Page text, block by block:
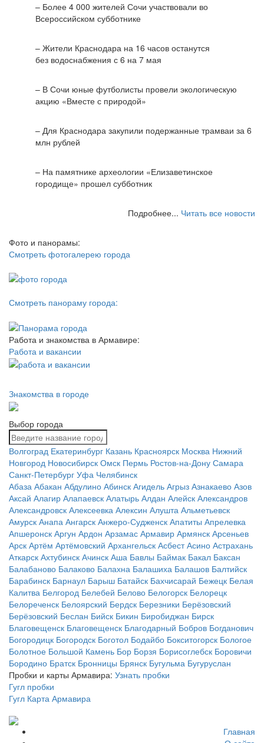
– Более 4 000 жителей Сочи участвовали во
Всероссийском субботнике
– Жители Краснодара на 16 часов останутся
без водоснабжения с 6 на 7 мая
– В Сочи юные футболисты провели экологическую
акцию «Вместе с природой»
– Для Краснодара закупили подержанные трамваи за 6
млн рублей
– На памятнике археологии «Елизаветинское
городище» прошел субботник
Подробнее... Читать все новости
Фото и панорамы:
Смотреть фотогалерею города
Смотреть панораму города:
Работа и знакомства в Армавире:
Работа и вакансии
Знакомства в городе
Выбор города
Волгоград Екатеринбург Казань Красноярск Москва Нижний
Новгород Новосибирск Омск Пермь Ростов-на-Дону Самара
Санкт-Петербург Уфа Челябинск
Абаза Абакан Абдулино Абинск Агидель Агрыз Азнакаево Азов
Аксай Алагир Алапаевск Алатырь Алдан Алейск Александров
Александровск Алексеевка Алексин Алушта Альметьевск
Амурск Анапа Ангарск Анжеро-Судженск Апатиты Апрелевка
Апшеронск Аргун Ардон Арзамас Армавир Армянск Арсеньев
Арск Артём Артёмовский Архангельск Асбест Асино Астрахань
Аткарск Ахтубинск Ачинск Аша Бавлы Баймак Бакал Баксан
Балабаново Балаково Балахна Балашиха Балашов Балтийск
Барабинск Барнаул Барыш Батайск Бахчисарай Бежецк Белая
Калитва Белгород Белебей Белово Белогорск Белорецк
Белореченск Белоярский Бердск Березники Берёзовский
Берёзовский Беслан Бийск Бикин Биробиджан Бирск
Благовещенск Благовещенск Благодарный Бобров Богданович
Богородицк Богородск Боготол Бодайбо Бокситогорск Бологое
Болотное Большой Камень Бор Борзя Борисоглебск Боровичи
Бородино Братск Бронницы Брянск Бугульма Бугуруслан
Пробки и карты Армавира: Узнать пробки
Гугл пробки
Гугл Карта Армавира
Главная